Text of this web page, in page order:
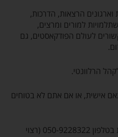
הרצאות, הדרכות,
למורים ומרצים,
לעולם הפודקאסטים, גם
הרלוונטי.
אישית, או אם אתם לא בטוחים
אתם מוזמנים לפנות אלי ישירות בטלפון 050-9228322 (רצוי